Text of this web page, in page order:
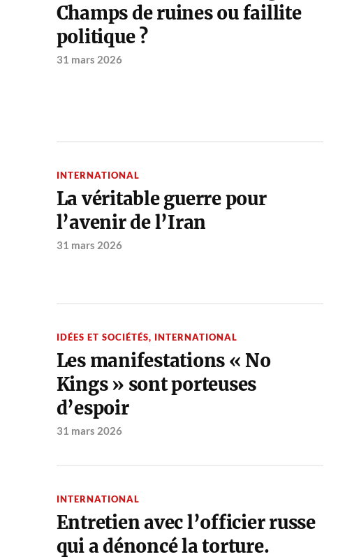
Champs de ruines ou faillite
politique ?
31 mars 2026
INTERNATIONAL
La véritable guerre pour
l’avenir de l’Iran
31 mars 2026
IDÉES ET SOCIÉTÉS, INTERNATIONAL
Les manifestations « No
Kings » sont porteuses
d’espoir
31 mars 2026
INTERNATIONAL
Entretien avec l’officier russe
qui a dénoncé la torture.